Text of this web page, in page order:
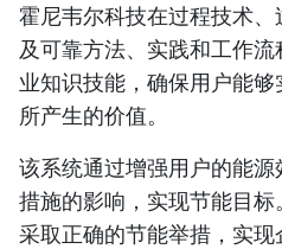
霍尼韦尔科技在过程技术
及可靠方法、实践和工作
业知识技能，确保用户能
所产生的价值。
该系统通过增强用户的能
措施的影响，实现节能目
采取正确的节能举措，实